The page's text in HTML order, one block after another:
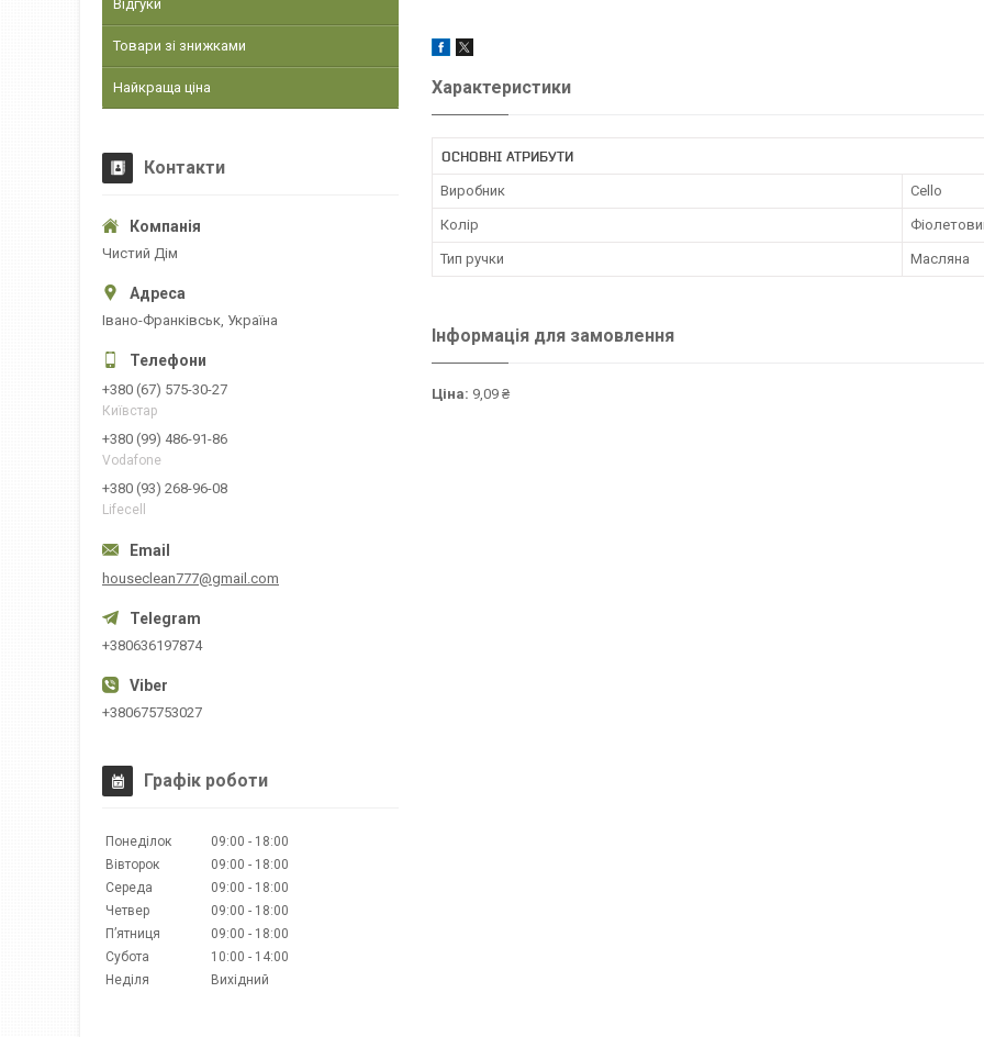
Характеристики
ОСНОВНІ АТРИБУТИ
Виробник Cello
Колір
Тип ручки Масляна
Інформація для замовлення
Ціна: 9,09 ₴
Відгуки
Товари зі знижками
Найкраща ціна
Контакти
Чистий Дім
Івано-Франківськ, Україна
+380 (67) 575-30-27
Київстар
+380 (99) 486-91-86
Vodafone
+380 (93) 268-96-08
Lifecell
houseclean777@gmail.com
+380636197874
+380675753027
Графік роботи
Понеділок 09:00
18:00
Вівторок
09:00
18:00
Середа
09:00
18:00
Четвер
09:00
18:00
Пʼятниця
09:00
18:00
Субота
10:00
14:00
Неділя
Вихідний